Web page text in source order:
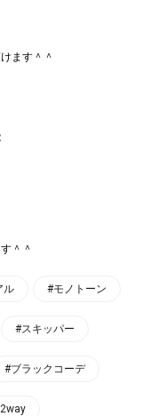
ます＾＾
＾＾
ル #モノトーン
#スキッパー
#ブラックコーデ